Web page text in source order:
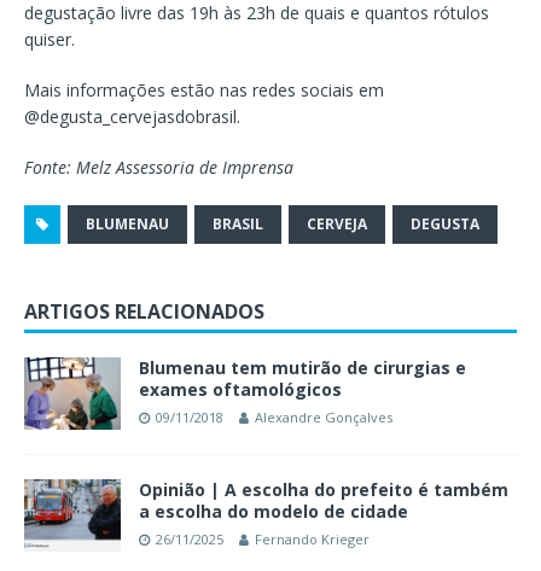
degustação livre das 19h às 23h de quais e quantos rótulos
quiser.
Mais informações estão nas redes sociais em
@degusta_cervejasdobrasil.
Fonte: Melz Assessoria de Imprensa
BLUMENAU BRASIL CERVEJA DEGUSTA
ARTIGOS RELACIONADOS
Blumenau tem mutirão de cirurgias e
exames oftamológicos
09/11/2018 Alexandre Gonçalves
Opinião | A escolha do prefeito é também
a escolha do modelo de cidade
26/11/2025 Fernando Krieger